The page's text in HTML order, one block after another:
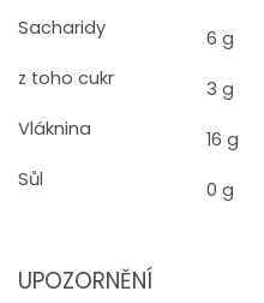
Sacharidy
6 g
z toho cukr
3 g
Vláknina
16 g
Sůl
0 g
UPOZORNĚNÍ